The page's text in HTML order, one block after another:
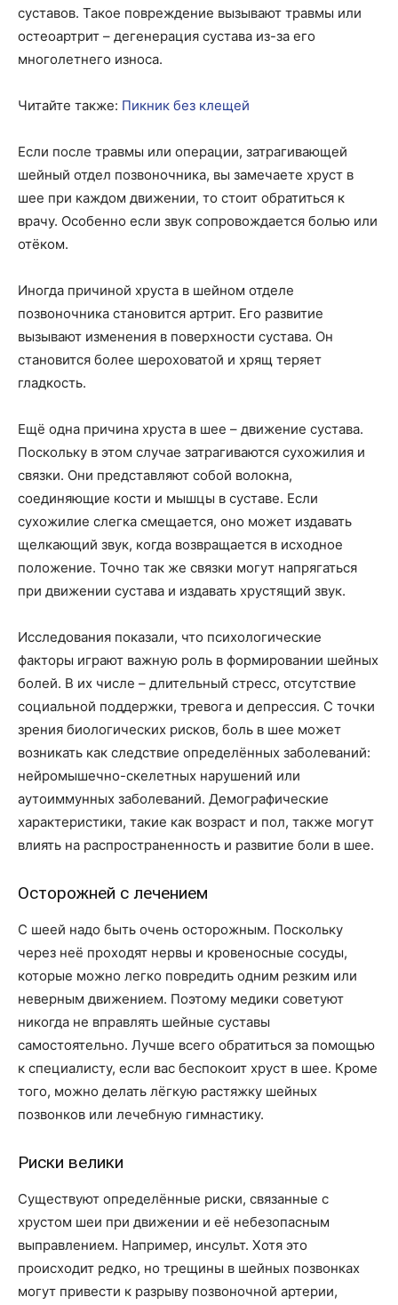
суставов. Такое повреждение вызывают травмы или
остеоартрит – дегенерация сустава из-за его
многолетнего износа.
Читайте также: Пикник без клещей
Если после травмы или операции, затрагивающей
шейный отдел позвоночника, вы замечаете хруст в
шее при каждом движении, то стоит обратиться к
врачу. Особенно если звук сопровождается болью или
отёком.
Иногда причиной хруста в шейном отделе
позвоночника становится артрит. Его развитие
вызывают изменения в поверхности сустава. Он
становится более шероховатой и хрящ теряет
гладкость.
Ещё одна причина хруста в шее – движение сустава.
Поскольку в этом случае затрагиваются сухожилия и
связки. Они представляют собой волокна,
соединяющие кости и мышцы в суставе. Если
сухожилие слегка смещается, оно может издавать
щелкающий звук, когда возвращается в исходное
положение. Точно так же связки могут напрягаться
при движении сустава и издавать хрустящий звук.
Исследования показали, что психологические
факторы играют важную роль в формировании шейных
болей. В их числе – длительный стресс, отсутствие
социальной поддержки, тревога и депрессия. С точки
зрения биологических рисков, боль в шее может
возникать как следствие определённых заболеваний:
нейромышечно-скелетных нарушений или
аутоиммунных заболеваний. Демографические
характеристики, такие как возраст и пол, также могут
влиять на распространенность и развитие боли в шее.
Осторожней с лечением
С шеей надо быть очень осторожным. Поскольку
через неё проходят нервы и кровеносные сосуды,
которые можно легко повредить одним резким или
неверным движением. Поэтому медики советуют
никогда не вправлять шейные суставы
самостоятельно. Лучше всего обратиться за помощью
к специалисту, если вас беспокоит хруст в шее. Кроме
того, можно делать лёгкую растяжку шейных
позвонков или лечебную гимнастику.
Риски велики
Существуют определённые риски, связанные с
хрустом шеи при движении и её небезопасным
выправлением. Например, инсульт. Хотя это
происходит редко, но трещины в шейных позвонках
могут привести к разрыву позвоночной артерии,